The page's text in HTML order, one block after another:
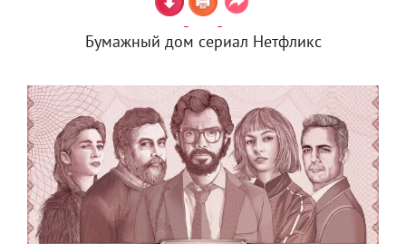
Бумажный дом сериал Нетфликс